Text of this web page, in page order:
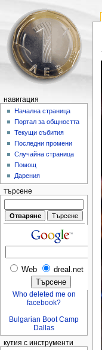
навигация
Начална страница
Портал за общността
Текущи събития
Последни промени
Случайна страница
Помощ
Дарения
търсене
Web dreal.net
Who deleted me on
facebook?
Bulgarian Boot Camp
Dallas
кутия с инструменти